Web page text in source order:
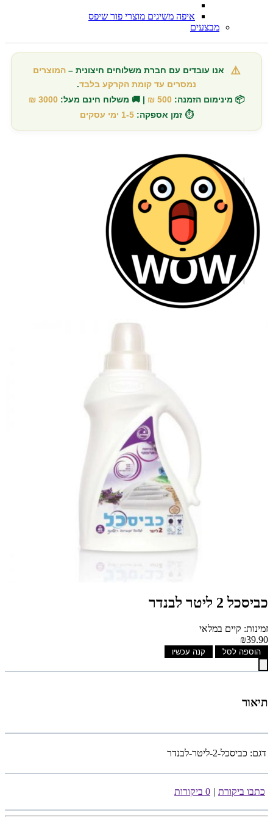
איפה משיגים מוצרי פור שיפס
מבצעים
⚠️ אנו עובדים עם חברת משלוחים חיצונית –המוצרים
נמסרים עד קומת הקרקע בלבד.
📦 מינימום הזמנה: 500 ₪ | 🚚 משלוח חינם מעל: 3000 ₪
⏱️ זמן אספקה: 1-5 ימי עסקים
כביסכל 2 ליטר לבנדר
זמינות: קיים במלאי
₪39.90
הוספה לסל קנה עכשיו
תיאור
דגם: כביסכל-2-ליטר-לבנדר
כתבו ביקורת | 0 ביקורות